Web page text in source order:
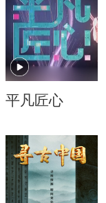
平凡匠心